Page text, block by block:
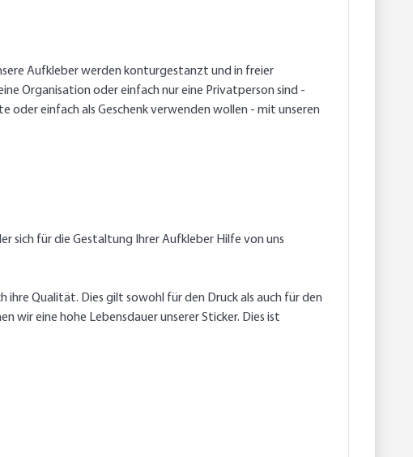
Aufkleber werden konturgestanzt und in freier
Organisation oder einfach nur eine Privatperson sind -
oder einfach als Geschenk verwenden wollen - mit unseren
sich für die Gestaltung Ihrer Aufkleber Hilfe von uns
Qualität. Dies gilt sowohl für den Druck als auch für den
wir eine hohe Lebensdauer unserer Sticker. Dies ist